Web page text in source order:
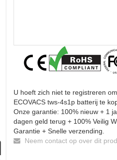
U hoeft zich niet te registreren
ECOVACS tws-4s1p batterij te
Onze garantie: 100% nieuw + 1
dagen geld terug + 100% Veilig
Garantie + Snelle verzending.
Neem contact op over dit